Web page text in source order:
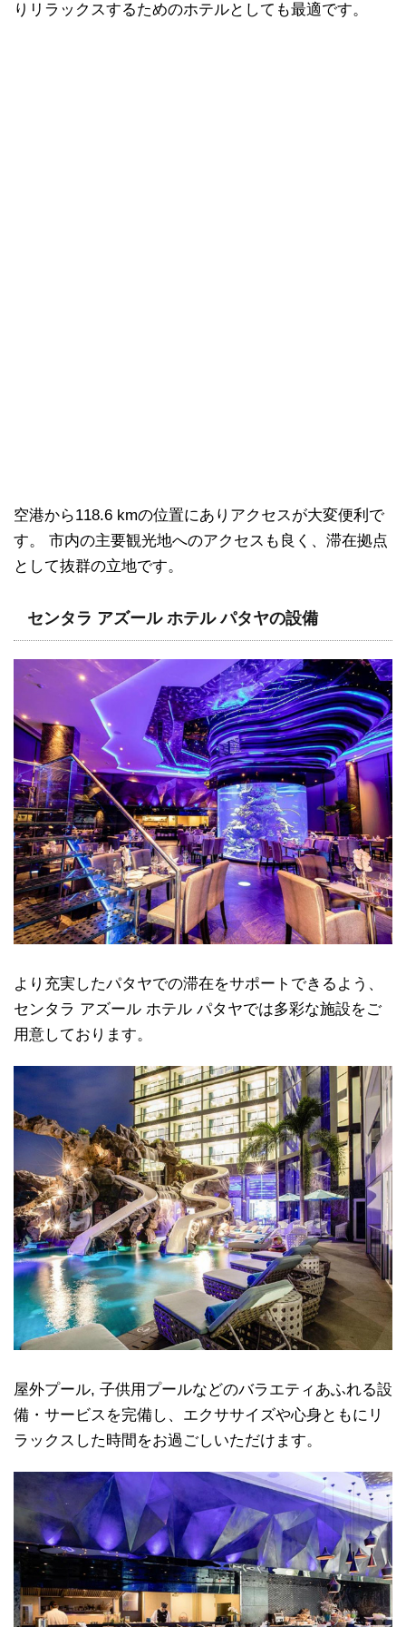
りリラックスするためのホテルとしても最適です。
空港から118.6 kmの位置にありアクセスが大変便利で
す。 市内の主要観光地へのアクセスも良く、滞在拠点
として抜群の立地です。
センタラ アズール ホテル パタヤの設備
より充実したパタヤでの滞在をサポートできるよう、
センタラ アズール ホテル パタヤでは多彩な施設をご
用意しております。
屋外プール, 子供用プールなどのバラエティあふれる設
備・サービスを完備し、エクササイズや心身ともにリ
ラックスした時間をお過ごしいただけます。